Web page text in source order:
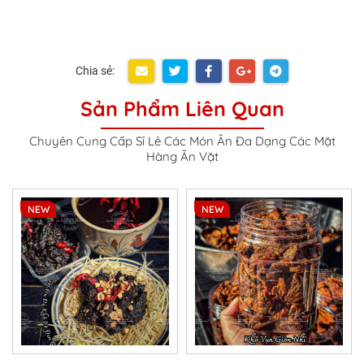
Chia sẻ:
Sản Phẩm Liên Quan
Chuyên Cung Cấp Sỉ Lẻ Các Món Ăn Đa Dạng Các Mặt
Hàng Ăn Vặt
NEW NEW